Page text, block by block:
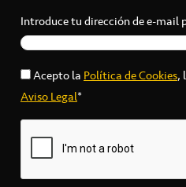
Introduce tu dirección de e-mail
Acepto laPolítica de Cookies,
Aviso Legal*